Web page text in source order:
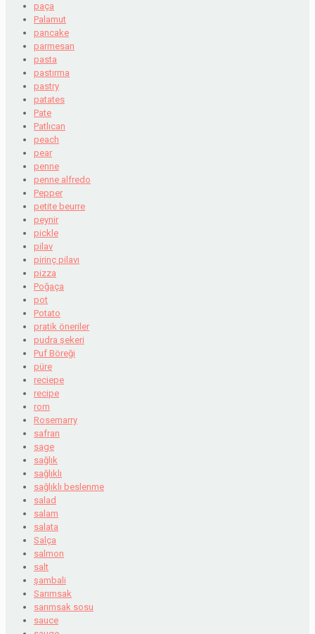
paça
Palamut
pancake
parmesan
pasta
pastırma
pastry
patates
Pate
Patlıcan
peach
pear
penne
penne alfredo
Pepper
petite beurre
peynir
pickle
pilav
pirinç pilavı
pizza
Poğaça
pot
Potato
pratik öneriler
pudra şekeri
Puf Böreği
püre
reciepe
recipe
rom
Rosemarry
safran
sage
sağlık
sağlıklı
sağlıklı beslenme
salad
salam
salata
Salça
salmon
salt
şambali
Sarımsak
sarımsak sosu
sauce